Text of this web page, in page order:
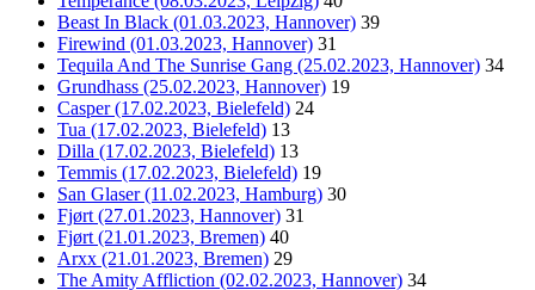
Beast In Black (01.03.2023, Hannover) 39
Firewind (01.03.2023, Hannover) 31
Tequila And The Sunrise Gang (25.02.2023, Hannover) 34
Grundhass (25.02.2023, Hannover) 19
Casper (17.02.2023, Bielefeld) 24
Tua (17.02.2023, Bielefeld) 13
Dilla (17.02.2023, Bielefeld) 13
Temmis (17.02.2023, Bielefeld) 19
San Glaser (11.02.2023, Hamburg) 30
Fjørt (27.01.2023, Hannover) 31
Fjørt (21.01.2023, Bremen) 40
Arxx (21.01.2023, Bremen) 29
The Amity Affliction (02.02.2023, Hannover) 34